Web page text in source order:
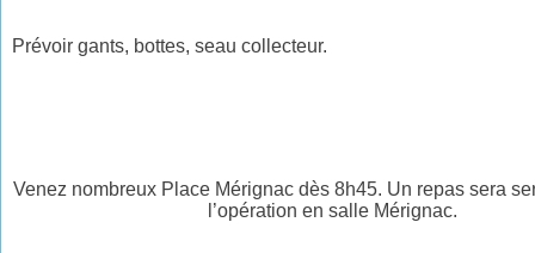
Prévoir gants, bottes, seau collecteur.
Venez nombreux Place Mérignac dès 8h45. Un repas sera
l’opération en salle Mérignac.